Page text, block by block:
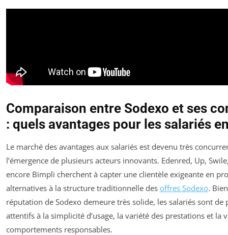
Comparaison entre Sodexo et ses
: quels avantages pour les salariés
Le marché des avantages aux salariés est devenu très
l’émergence de plusieurs acteurs innovants. Edenred, Up,
encore Bimpli cherchent à capter une clientèle exigeante en
alternatives à la structure traditionnelle des offres Sodexo.
réputation de Sodexo demeure très solide, les salariés sont de
attentifs à la simplicité d’usage, la variété des prestations et la
comportements responsables.